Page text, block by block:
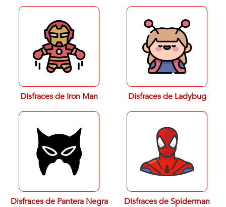
Disfraces de Iron Man Disfraces de Ladybug
Disfraces de Pantera Negra Disfraces de Spiderman